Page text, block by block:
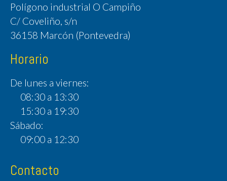
Polígono industrial O Campiño
C/ Coveliño, s/n
36158 Marcón (Pontevedra)
Horario
De lunes a viernes:
08:30 a 13:30
15:30 a 19:30
Sábado:
09:00 a 12:30
Contacto